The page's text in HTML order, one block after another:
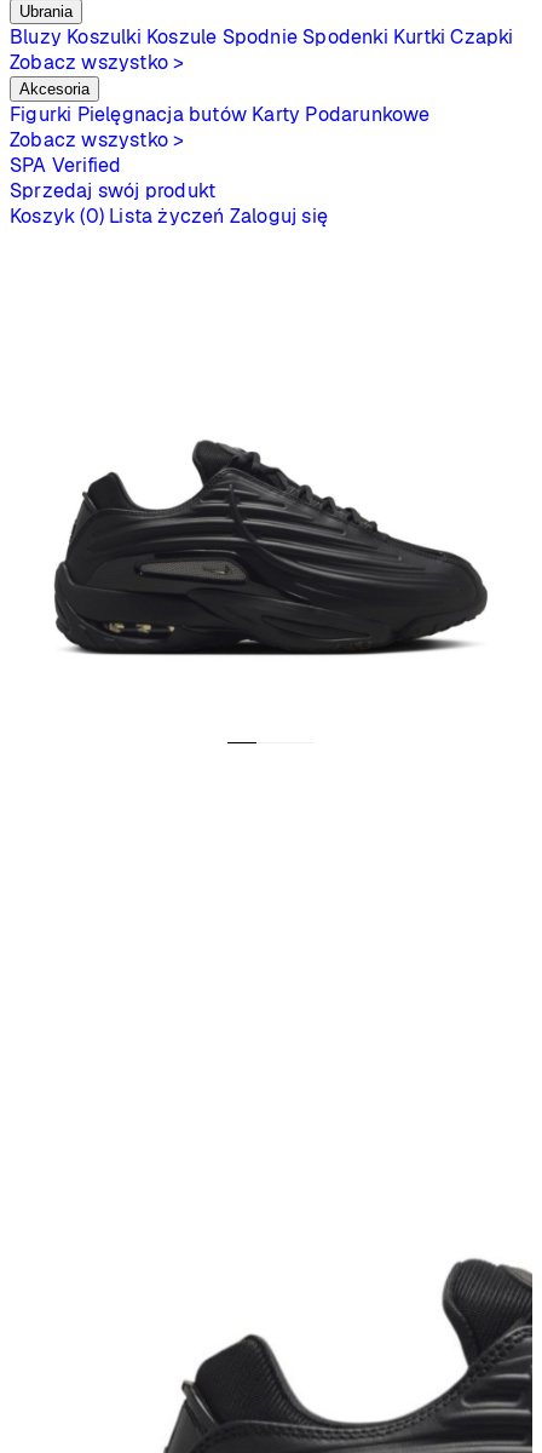
Ubrania
Bluzy Koszulki Koszule Spodnie Spodenki Kurtki Czapki
Zobacz wszystko >
Akcesoria
Figurki Pielęgnacja butów Karty Podarunkowe
Zobacz wszystko >
SPA Verified
Sprzedaj swój produkt
Koszyk (0) Lista życzeń Zaloguj się